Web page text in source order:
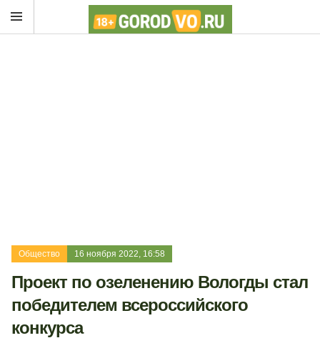
Общество 16 ноября 2022, 16:58
Проект по озеленению Вологды стал
победителем всероссийского
конкурса